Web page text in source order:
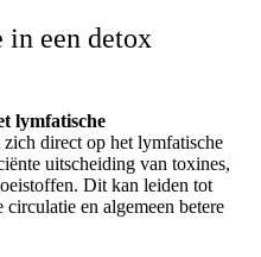
in een detox
lymfatische
zich direct op het lymfatische
uitscheiding van toxines,
Dit kan leiden tot
en algemeen betere